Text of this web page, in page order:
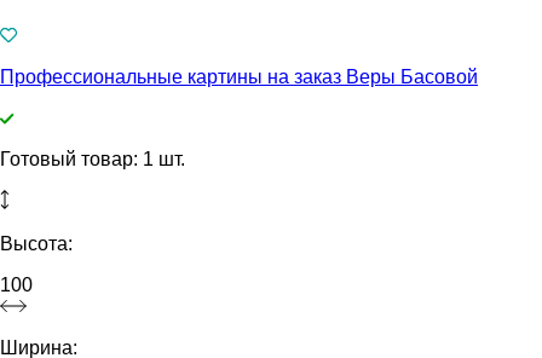
Профессиональные картины на заказ Веры Басовой
Готовый товар: 1 шт.
Высота:
100
Ширина: